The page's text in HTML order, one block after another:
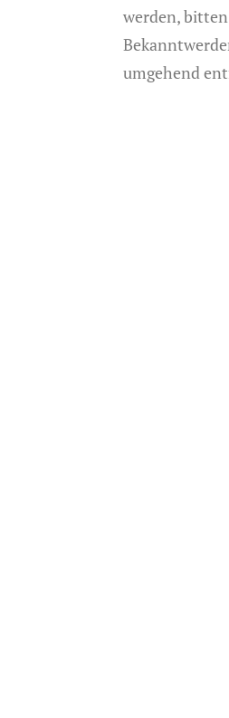
werden,
umgehend